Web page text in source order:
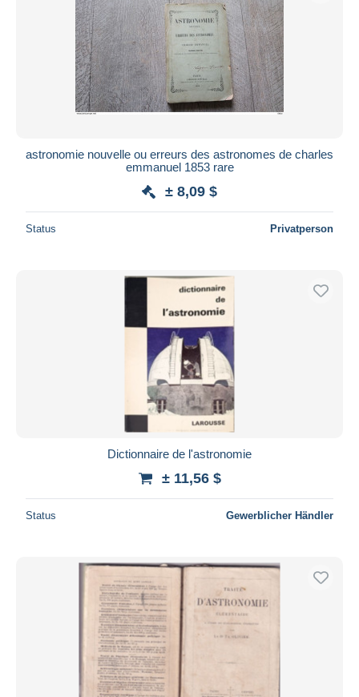
astronomie nouvelle ou erreurs des astronomes de charles
emmanuel 1853 rare
± 8,09 $
Status Privatperson
Dictionnaire de l'astronomie
± 11,56 $
Status Gewerblicher Händler